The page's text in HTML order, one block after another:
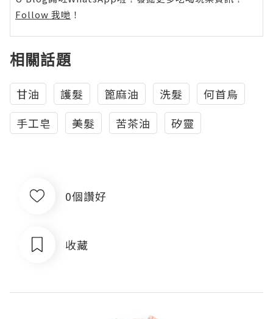
Follow 我哋 ！
相關話題
甘油 護髮 篦麻油 洗髮
何首烏
手工皂
美髮 苦茶油 矽靈
0個讚好
收藏